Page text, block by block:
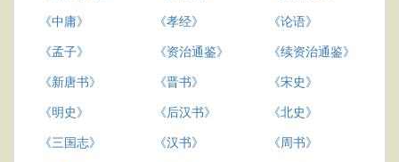
《中庸》
《孝经》
《论语》
《孟子》
《资治通鉴》
《续资治通鉴》
《新唐书》
《晋书》
《宋史》
《明史》
《后汉书》
《北史》
《三国志》
《汉书》
《周书》